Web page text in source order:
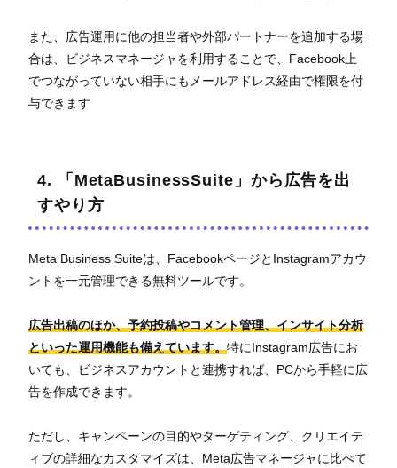
また、広告運用に他の担当者や外部パートナーを追加する場
合は、ビジネスマネージャを利用することで、Facebook上
でつながっていない相手にもメールアドレス経由で権限を付
与できます
4. 「MetaBusinessSuite」から広告を出
すやり方
Meta Business Suiteは、FacebookページとInstagramアカウ
ントを一元管理できる無料ツールです。
広告出稿のほか、予約投稿やコメント管理、インサイト分析
といった運用機能も備えています。特にInstagram広告にお
いても、ビジネスアカウントと連携すれば、PCから手軽に広
告を作成できます。
ただし、キャンペーンの目的やターゲティング、クリエイテ
ィブの詳細なカスタマイズは、Meta広告マネージャに比べて